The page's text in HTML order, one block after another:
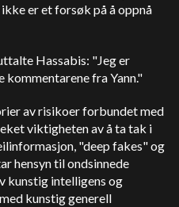
er et forsøk på å oppnå
Hassabis: "Jeg er
kommentarene fra Yann."
av risikoer forbundet med
viktigheten av å ta tak i
"deep fakes" og
hensyn til ondsinnede
kunstig intelligens og
kunstig generell